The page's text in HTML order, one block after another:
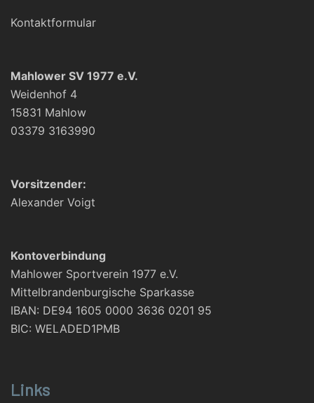
Kontaktformular
Mahlower SV 1977 e.V.
Weidenhof 4
15831 Mahlow
03379 3163990
Vorsitzender:
Alexander Voigt
Kontoverbindung
Mahlower Sportverein 1977 e.V.
Mittelbrandenburgische Sparkasse
IBAN: DE94 1605 0000 3636 0201 95
BIC: WELADED1PMB
Links